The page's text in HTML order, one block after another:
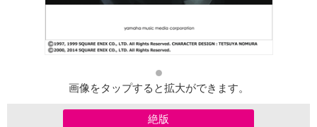
画像をタップすると拡大ができます。
絶版